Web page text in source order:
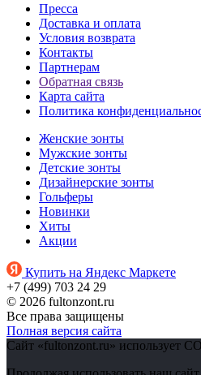
Пресса
Доставка и оплата
Условия возврата
Контакты
Партнерам
Обратная связь
Карта сайта
Политика
Женские зонты
Мужские зонты
Детские зонты
Дизайнерские зонты
Гольферы
Новинки
Хиты
Акции
Купить на Яндекс Маркете
+7 (499) 703 24 29
© 2026 fultonzont.ru
Все права защищены
Полная версия сайта
Сайт «fultonzont.ru» использует